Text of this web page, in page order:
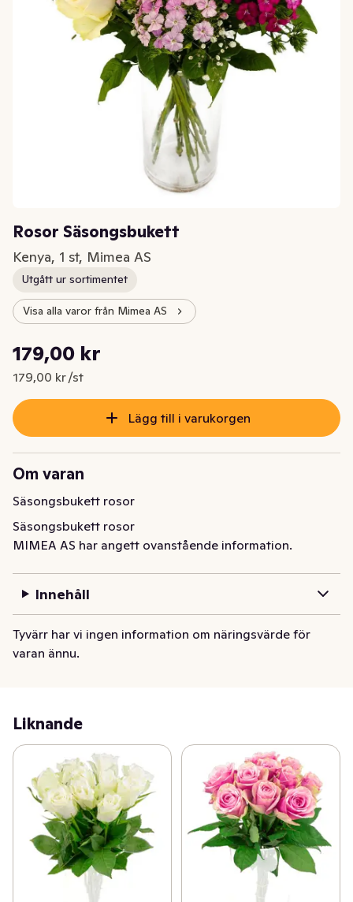
Rosor Säsongsbukett
Kenya, 1 st, Mimea AS
Utgått ur sortimentet
Visa alla varor från Mimea AS
Nuvarande pris är: 179,00 kr
179,00 kr
179,00 kr /st
Styckpris: 179,00 kr /st
Lägg till i varukorgen
Om varan
Säsongsbukett rosor
Säsongsbukett rosor
MIMEA AS har angett ovanstående information.
Innehåll
Tyvärr har vi ingen information om näringsvärde för
varan ännu.
Liknande